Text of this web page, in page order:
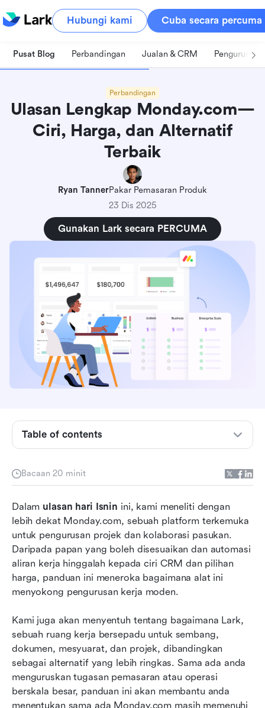
Hubungi kami Cuba secara percuma
Pusat Blog Perbandingan Jualan & CRM Pengurusan
Perbandingan
Ulasan Lengkap Monday.com—
Ciri, Harga, dan Alternatif
Terbaik
Ryan TannerPakar Pemasaran Produk
23 Dis 2025
Gunakan Lark secara PERCUMA
Bacaan 20 minit
Dalam ulasan hari Isnin ini, kami meneliti dengan
lebih dekat Monday.com, sebuah platform terkemuka
untuk pengurusan projek dan kolaborasi pasukan.
Daripada papan yang boleh disesuaikan dan automasi
aliran kerja hinggalah kepada ciri CRM dan pilihan
harga, panduan ini meneroka bagaimana alat ini
menyokong pengurusan kerja moden.
Kami juga akan menyentuh tentang bagaimana Lark,
sebuah ruang kerja bersepadu untuk sembang,
dokumen, mesyuarat, dan projek, dibandingkan
sebagai alternatif yang lebih ringkas. Sama ada anda
menguruskan tugasan pemasaran atau operasi
berskala besar, panduan ini akan membantu anda
menentukan sama ada Monday.com masih memenuhi
Table of contents
Apakah Monday.com?
Keupayaan CRM Monday
Harga dan pelan hari Isnin
Monday
Alternatif: Lark sebagai alternatif moden
kepada Monday
Lark vs. Monday: Mana pilihan yang lebih baik
untuk pasukan moden?
Kesimpulan
Soalan Lazim
Bacaan berkaitan